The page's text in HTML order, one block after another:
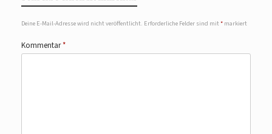
Deine E-Mail-Adresse wird nicht veröffentlicht. Erforderliche Felder sind mit* markiert
Kommentar*